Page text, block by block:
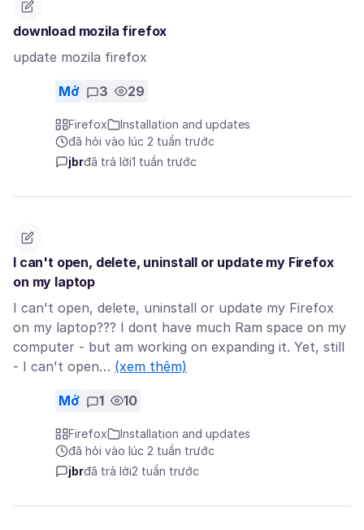
download mozila firefox
update mozila firefox
Mở 3 29
Firefox
Installation and updates
đã hỏi vào lúc 2 tuần trước
jbrđã trả lời1 tuần trước
I can't open, delete, uninstall or update my Firefox
on my laptop
I can't open, delete, uninstall or update my Firefox
on my laptop??? I dont have much Ram space on my
computer - but am working on expanding it. Yet, still
- I can't open… (xem thêm)
Mở 1 10
Firefox
Installation and updates
đã hỏi vào lúc 2 tuần trước
jbrđã trả lời2 tuần trước